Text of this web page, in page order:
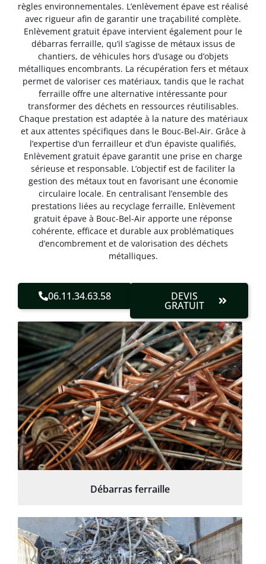
règles environnementales. L’enlèvement épave est réalisé
avec rigueur afin de garantir une traçabilité complète.
Enlèvement gratuit épave intervient également pour le
débarras ferraille, qu’il s’agisse de métaux issus de
chantiers, de véhicules hors d’usage ou d’objets
métalliques encombrants. La récupération fers et métaux
permet de valoriser ces matériaux, tandis que le rachat
ferraille offre une alternative intéressante pour
transformer des déchets en ressources réutilisables.
Chaque prestation est adaptée à la nature des matériaux
et aux attentes spécifiques dans le Bouc-Bel-Air. Grâce à
l’expertise d’un ferrailleur et d’un épaviste qualifiés,
Enlèvement gratuit épave garantit une prise en charge
sérieuse et responsable. L’objectif est de faciliter la
gestion des métaux tout en favorisant une économie
circulaire locale. En centralisant l’ensemble des
prestations liées au recyclage ferraille, Enlèvement
gratuit épave à Bouc-Bel-Air apporte une réponse
cohérente, efficace et durable aux problématiques
d’encombrement et de valorisation des déchets
métalliques.
06.11.34.63.58 DEVIS
GRATUIT
Débarras ferraille